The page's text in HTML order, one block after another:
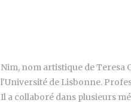
Nim, nom artistique de Teresa
l'Université de Lisbonne.
Il a collaboré dans plusieurs